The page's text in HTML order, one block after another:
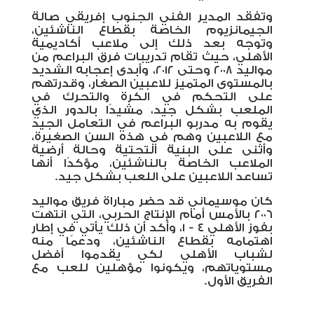
وتفقد المدير الفني الجنوب إفريقي صالة
الجيمانزيوم الخاصة بقطاع الناشئين،
وتوجه بعد ذلك إلى ملاعب أكاديمية
الأهلي، حيث تقام تدريبات فرق البراعم من
مواليد ٢٠٠٨ وحتى ٢٠١٢، وأبدى إعجابه الشديد
بالمستوى المتميز للاعبين الصغار، وقدرتهم
على التحكم في الكرة والتحرك في
الملعب بشكل جيد، مشيدًا بالدور الذي
يقوم به مدربو البراعم في التعامل الجيد
مع اللاعبين وهم في هذه السن الصغيرة،
وأثنى على البنية التحتية وحالة أرضية
الملاعب الخاصة بالناشئين، مؤكدًا أنها
تساعد اللاعبين على اللعب بشكل جيد.
كان موسيماني قد حضر مباراة فريق مواليد
٢٠٠٦ بالأمس أمام الإنتاج الحربي، التي انتهت
بفوز الأهلي ٤ - ١، وأكد أن ذلك يأتي في إطار
اهتمامه بقطاع الناشئين، ودعمًا منه
لشباب الأهلي لكي يقدموا أفضل
مستوياتهم، ويكونوا مؤهلين للعب مع
الفريق الأول.